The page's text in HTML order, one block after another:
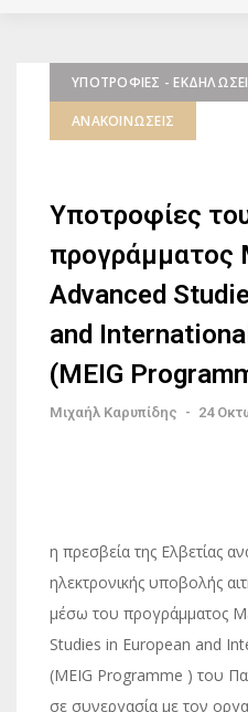
ΥΠΟΤΡΟΦΊΕΣ -
ΑΝΑΚΟΙΝΏΣΕΙΣ
Υποτροφίες
προγράμματος
Advanced
and
(MEIG
Μιχαήλ Καρυπίδης - 24
η πρεσβεία της Ελβετίας
ηλεκτρονικής υποβολής
μέσω του προγράμματος
Studies in European and
(MEIG Programme ) του
σε συνεργασία με τον